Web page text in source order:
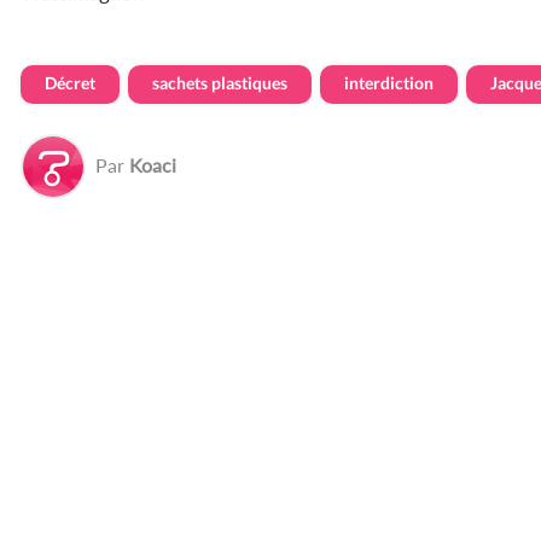
Décret sachets plastiques interdiction
Par Koaci